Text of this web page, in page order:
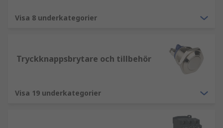
Visa 8 underkategorier
Tryckknappsbrytare och tillbehör
Visa 19 underkategorier